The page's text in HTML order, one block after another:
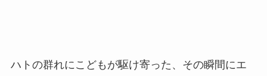
ハトの群れにこどもが駆け寄った、その瞬間にエ